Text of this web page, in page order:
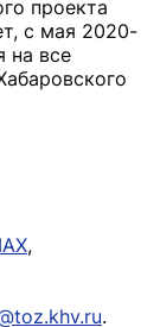
проекта
с мая 2020-
на все
,
.